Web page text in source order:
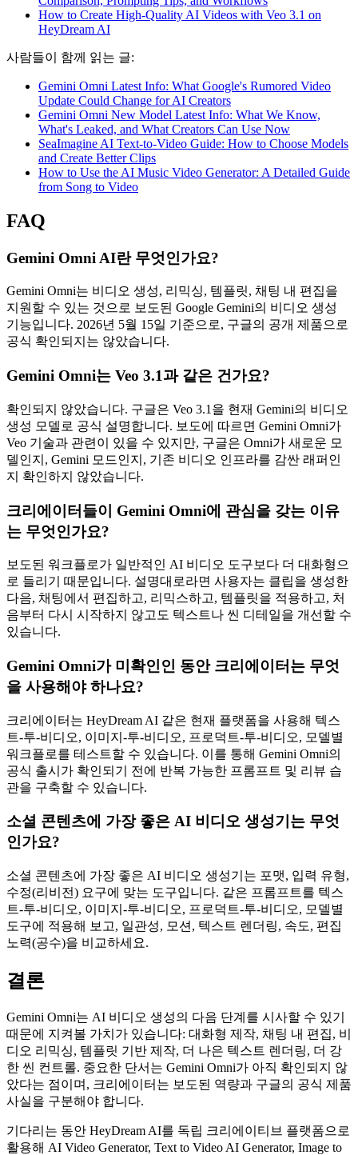
How to Create High-Quality AI Videos with Veo 3.1 on
HeyDream AI
사람들이 함께 읽는 글:
Gemini Omni Latest Info: What Google's Rumored Video
Update Could Change for AI Creators
Gemini Omni New Model Latest Info: What We Know,
What's Leaked, and What Creators Can Use Now
SeaImagine AI Text-to-Video Guide: How to Choose Models
and Create Better Clips
How to Use the AI Music Video Generator: A Detailed Guide
from Song to Video
FAQ
Gemini Omni AI란 무엇인가요?
Gemini Omni는 비디오 생성, 리믹싱, 템플릿, 채팅 내 편집을
지원할 수 있는 것으로 보도된 Google Gemini의 비디오 생성
기능입니다. 2026년 5월 15일 기준으로, 구글의 공개 제품으로
공식 확인되지는 않았습니다.
Gemini Omni는 Veo 3.1과 같은 건가요?
확인되지 않았습니다. 구글은 Veo 3.1을 현재 Gemini의 비디오
생성 모델로 공식 설명합니다. 보도에 따르면 Gemini Omni가
Veo 기술과 관련이 있을 수 있지만, 구글은 Omni가 새로운 모
델인지, Gemini 모드인지, 기존 비디오 인프라를 감싼 래퍼인
지 확인하지 않았습니다.
크리에이터들이 Gemini Omni에 관심을 갖는 이유
는 무엇인가요?
보도된 워크플로가 일반적인 AI 비디오 도구보다 더 대화형으
로 들리기 때문입니다. 설명대로라면 사용자는 클립을 생성한
다음, 채팅에서 편집하고, 리믹스하고, 템플릿을 적용하고, 처
음부터 다시 시작하지 않고도 텍스트나 씬 디테일을 개선할 수
있습니다.
Gemini Omni가 미확인인 동안 크리에이터는 무엇
을 사용해야 하나요?
크리에이터는 HeyDream AI 같은 현재 플랫폼을 사용해 텍스
트-투-비디오, 이미지-투-비디오, 프로덕트-투-비디오, 모델별
워크플로를 테스트할 수 있습니다. 이를 통해 Gemini Omni의
공식 출시가 확인되기 전에 반복 가능한 프롬프트 및 리뷰 습
관을 구축할 수 있습니다.
소셜 콘텐츠에 가장 좋은 AI 비디오 생성기는 무엇
인가요?
소셜 콘텐츠에 가장 좋은 AI 비디오 생성기는 포맷, 입력 유형,
수정(리비전) 요구에 맞는 도구입니다. 같은 프롬프트를 텍스
트-투-비디오, 이미지-투-비디오, 프로덕트-투-비디오, 모델별
도구에 적용해 보고, 일관성, 모션, 텍스트 렌더링, 속도, 편집
노력(공수)을 비교하세요.
결론
Gemini Omni는 AI 비디오 생성의 다음 단계를 시사할 수 있기
때문에 지켜볼 가치가 있습니다: 대화형 제작, 채팅 내 편집, 비
디오 리믹싱, 템플릿 기반 제작, 더 나은 텍스트 렌더링, 더 강
한 씬 컨트롤. 중요한 단서는 Gemini Omni가 아직 확인되지 않
았다는 점이며, 크리에이터는 보도된 역량과 구글의 공식 제품
사실을 구분해야 합니다.
기다리는 동안 HeyDream AI를 독립 크리에이티브 플랫폼으로
활용해 AI Video Generator, Text to Video AI Generator, Image to